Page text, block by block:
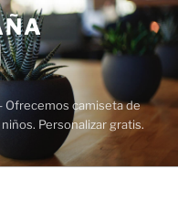
Ofrecemos camiseta de
Personalizar gratis.